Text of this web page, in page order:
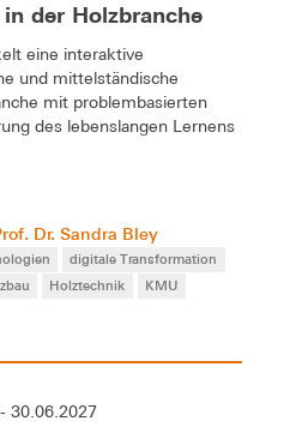
der Holzbranche
eine interaktive
und mittelständische
mit problembasierten
des lebenslangen Lernens
Dr. Sandra Bley
digitale Transformation
Holztechnik
KMU
30.06.2027